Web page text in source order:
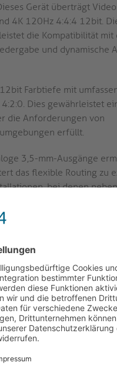
Gerät überträgt
4K 120Hz 4:4:4 12bit.
die Kompatibilität
und dynamische
Farbtiefe mit
Dies gewährleistet
die Anforderungen von
erfüllt.
3,5-mm-Ausgänge
das flexible Routing zu
bei denen
ist.
Management-Optionen
unterschiedlichen
Kompatibilität und
CEC-Ein/Aus-Schalter
die Konvertierung
mit älteren
Gerät.